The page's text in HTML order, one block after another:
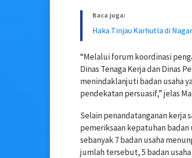
Baca juga:
Haka Tinjau Karhutla di
“Melalui forum koordinasi
Dinas Tenaga Kerja dan Dinas
menindaklanjuti badan usaha
pendekatan persuasif,” jelas
Selain penandatanganan kerja
pemeriksaan kepatuhan badan
sebanyak 7 badan usaha
jumlah tersebut, 5 badan